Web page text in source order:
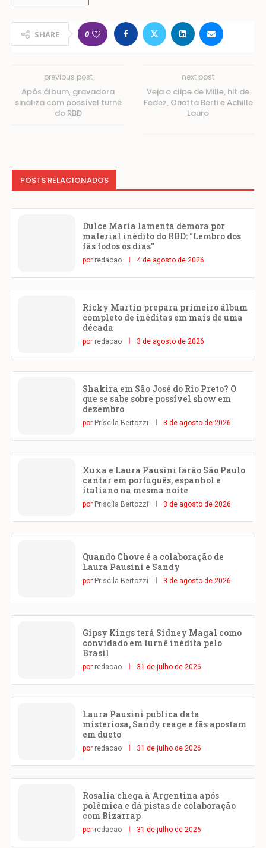
SHARE 0
previous post
Após álbum, gravadora
sinaliza com possível turnê
do RBD
next post
Veja o clipe de Mille, hit de
Fedez, Orietta Berti e Achille
Lauro
POSTS RELACIONADOS
Dulce María lamenta demora por
material inédito do RBD: “Lembro dos
fãs todos os dias”
por redacao 4 de agosto de 2026
Ricky Martin prepara primeiro álbum
completo de inéditas em mais de uma
década
por redacao 3 de agosto de 2026
Shakira em São José do Rio Preto? O
que se sabe sobre possível show em
dezembro
por Priscila Bertozzi 3 de agosto de 2026
Xuxa e Laura Pausini farão São Paulo
cantar em português, espanhol e
italiano na mesma noite
por Priscila Bertozzi 3 de agosto de 2026
Quando Chove é a colaboração de
Laura Pausini e Sandy
por Priscila Bertozzi 3 de agosto de 2026
Gipsy Kings terá Sidney Magal como
convidado em turnê inédita pelo
Brasil
por redacao 31 de julho de 2026
Laura Pausini publica data
misteriosa, Sandy reage e fãs apostam
em dueto
por redacao 31 de julho de 2026
Rosalía chega à Argentina após
polêmica e dá pistas de colaboração
com Bizarrap
por redacao 31 de julho de 2026